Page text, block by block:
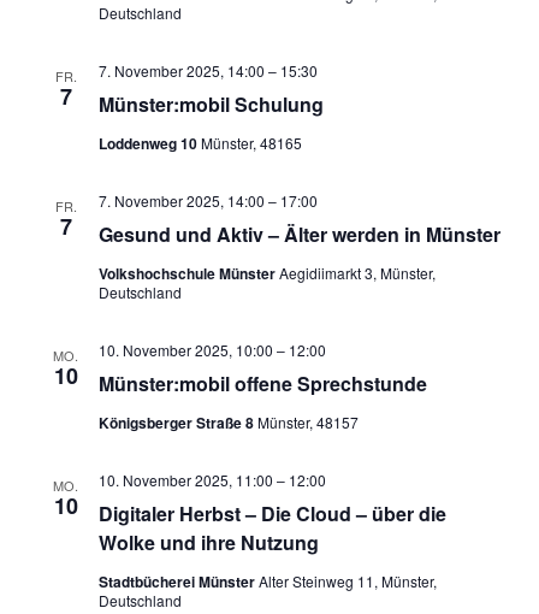
Deutschland
FR.
7 Münster:mobil Schulung
7. November 2025, 14:00 – 15:30
Loddenweg 10Münster, 48165
FR.
7 Gesund und Aktiv – Älter werden in Münster
7. November 2025, 14:00 – 17:00
Volkshochschule MünsterAegidiimarkt 3, Münster,
Deutschland
MO.
10 Münster:mobil offene Sprechstunde
10. November 2025, 10:00 – 12:00
Königsberger Straße 8Münster, 48157
MO.
10
Digitaler Herbst – Die Cloud – über die
Wolke und ihre Nutzung
10. November 2025, 11:00 – 12:00
Stadtbücherei MünsterAlter Steinweg 11, Münster,
Deutschland